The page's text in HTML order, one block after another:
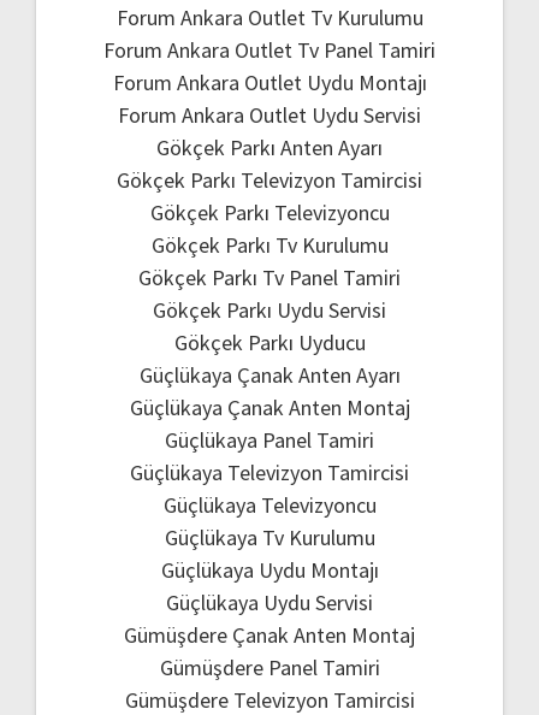
Forum Ankara Outlet Tv Kurulumu
Forum Ankara Outlet Tv Panel Tamiri
Forum Ankara Outlet Uydu Montajı
Forum Ankara Outlet Uydu Servisi
Gökçek Parkı Anten Ayarı
Gökçek Parkı Televizyon Tamircisi
Gökçek Parkı Televizyoncu
Gökçek Parkı Tv Kurulumu
Gökçek Parkı Tv Panel Tamiri
Gökçek Parkı Uydu Servisi
Gökçek Parkı Uyducu
Güçlükaya Çanak Anten Ayarı
Güçlükaya Çanak Anten Montaj
Güçlükaya Panel Tamiri
Güçlükaya Televizyon Tamircisi
Güçlükaya Televizyoncu
Güçlükaya Tv Kurulumu
Güçlükaya Uydu Montajı
Güçlükaya Uydu Servisi
Gümüşdere Çanak Anten Montaj
Gümüşdere Panel Tamiri
Gümüşdere Televizyon Tamircisi